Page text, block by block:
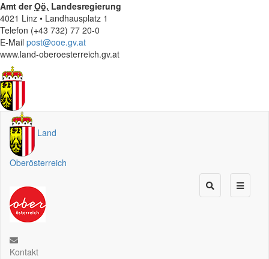
Amt derOö. Landesregierung
4021 Linz • Landhausplatz 1
Telefon (+43 732) 77 20-0
E-Mail post@ooe.gv.at
www.land-oberoesterreich.gv.at
Land
Oberösterreich
Kontakt